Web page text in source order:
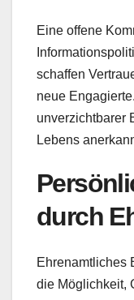
Eine offene
schaffen
neue
unverzichtbarer
Lebens
durch
Ehrenamtliches
die Möglichkeit,